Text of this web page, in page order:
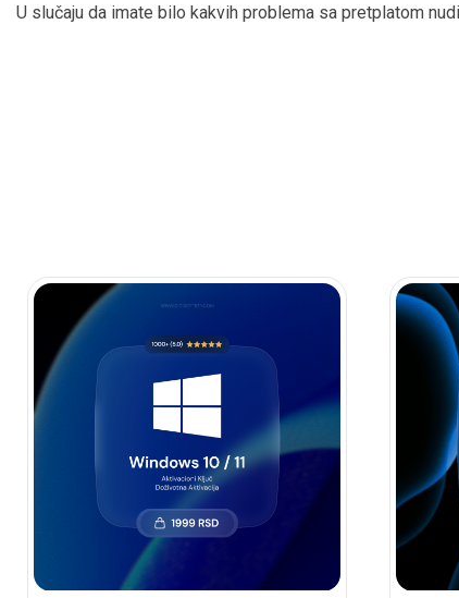
U slučaju da imate bilo kakvih problema sa pretplatom